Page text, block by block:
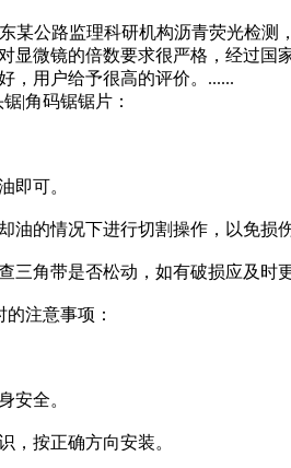
某公路监理科研机构沥青荧光检
显微镜的倍数要求很严格，经过
，用户给予很高的评价。......
|角码锯锯片：
即可。
的情况下进行切割操作，以免损
三角带是否松动，如有破损应及时更
注意事项：
安全。
，按正确方向安装。